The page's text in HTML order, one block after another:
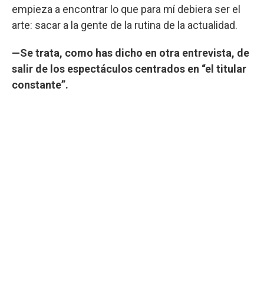
empieza a encontrar lo que para mí debiera ser el
arte: sacar a la gente de la rutina de la actualidad.
—Se trata, como has dicho en otra entrevista, de
salir de los espectáculos centrados en “el titular
constante”.